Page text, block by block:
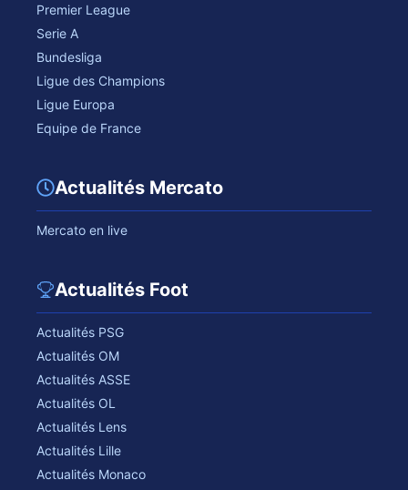
Premier League
Serie A
Bundesliga
Ligue des Champions
Ligue Europa
Equipe de France
Actualités Mercato
Mercato en live
Actualités Foot
Actualités PSG
Actualités OM
Actualités ASSE
Actualités OL
Actualités Lens
Actualités Lille
Actualités Monaco